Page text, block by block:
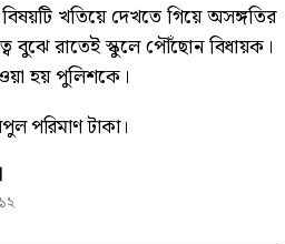
খতিয়ে দেখতে গিয়ে অসঙ্গতির
বুঝে রাতেই স্কুলে পৌঁছোন বিধায়ক।
হয় পুলিশকে।
পরিমাণ টাকা।